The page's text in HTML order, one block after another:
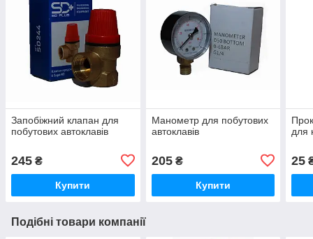
Запобіжний клапан для
побутових автоклавів
245 ₴
Купити
Манометр для побутових
автоклавів
205₴
Купити
для
25
Подібні товари компанії